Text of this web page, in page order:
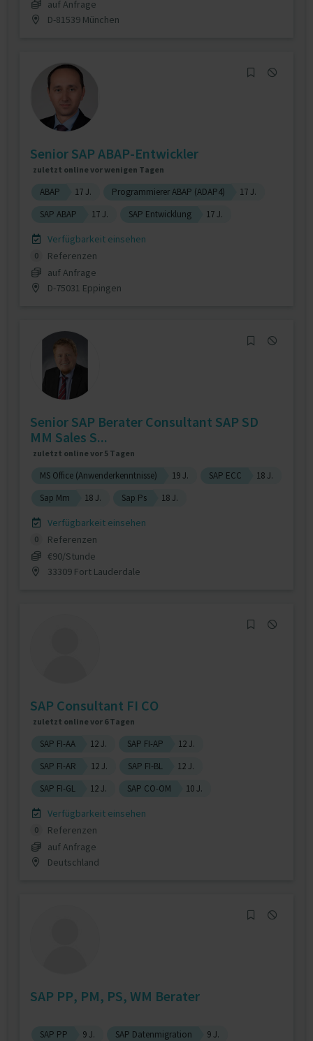
auf Anfrage
D-81539 München
Senior SAP ABAP-Entwickler
zuletzt online vor wenigen Tagen
ABAP 17 J. Programmierer ABAP (ADAP4)
17 J.
SAP ABAP
17 J. SAP Entwicklung 17 J.
Verfügbarkeit einsehen
0
Referenzen
auf Anfrage
D-75031 Eppingen
Senior SAP Berater Consultant SAP SD
MM Sales S...
zuletzt online vor 5 Tagen
MS Office (Anwenderkenntnisse) 19 J. SAP ECC
18 J.
Sap Mm
18 J. Sap Ps 18 J.
Verfügbarkeit einsehen
0
Referenzen
€90/Stunde
33309 Fort Lauderdale
SAP Consultant FI CO
zuletzt online vor 6 Tagen
SAP FI-AA 12 J. SAP FI-AP
12 J.
SAP FI-AR
12 J. SAP FI-BL
12 J.
SAP FI-GL
12 J. SAP CO-OM 10 J.
Verfügbarkeit einsehen
0
Referenzen
auf Anfrage
Deutschland
SAP PP, PM, PS, WM Berater
SAP PP 9 J. SAP Datenmigration
9 J.